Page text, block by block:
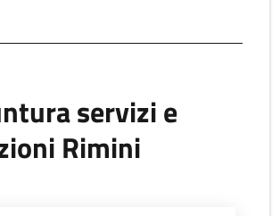
servizi e
Rimini